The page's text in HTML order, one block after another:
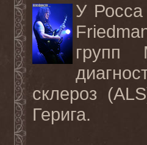
У
групп
склероз (ALS
Герига.